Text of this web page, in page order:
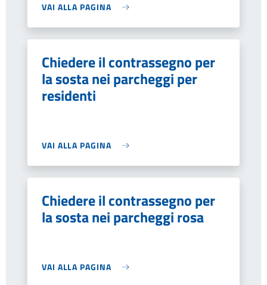
VAI ALLA PAGINA
Chiedere il contrassegno per
la sosta nei parcheggi per
residenti
VAI ALLA PAGINA
Chiedere il contrassegno per
la sosta nei parcheggi rosa
VAI ALLA PAGINA